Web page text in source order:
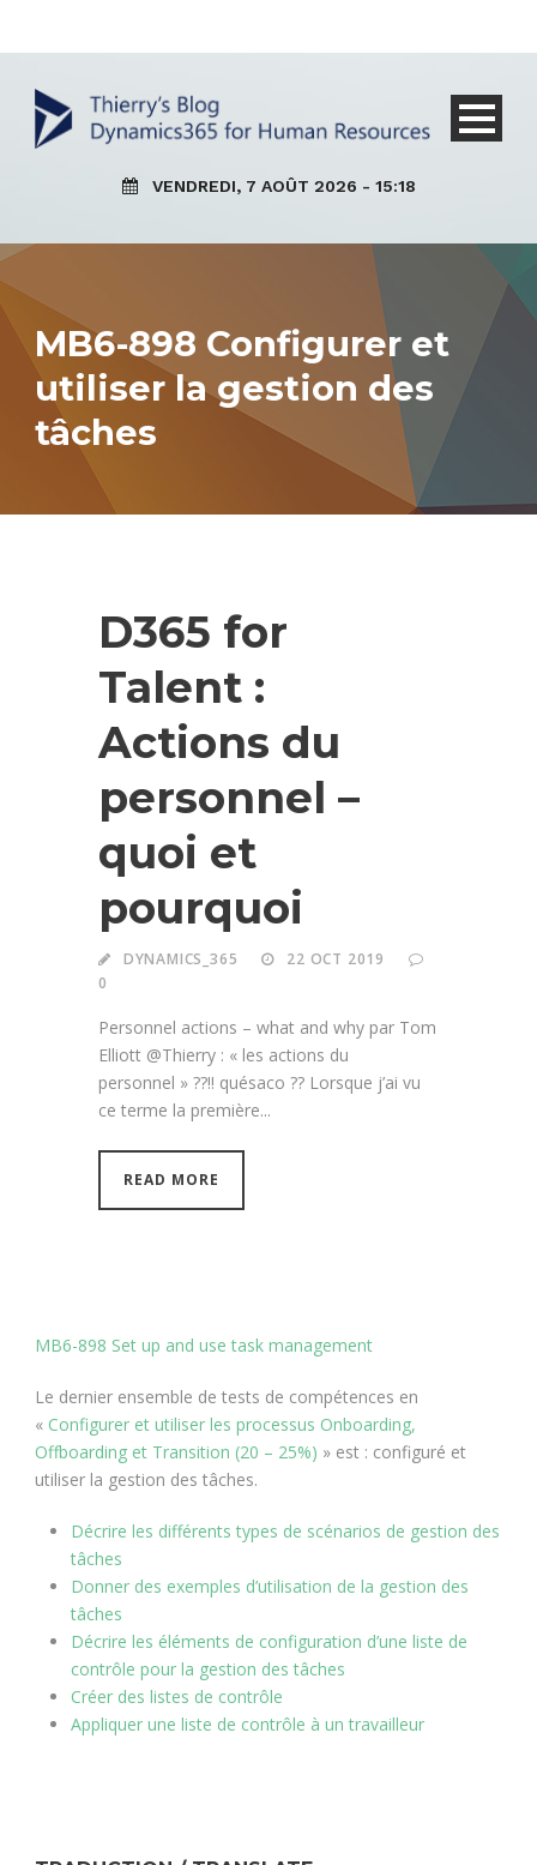
VENDREDI, 7 AOÛT 2026 - 15:18
MB6-898 Configurer et
utiliser la gestion des
tâches
D365 for
Talent :
Actions du
personnel –
quoi et
pourquoi
DYNAMICS_365
22 OCT 2019
0
Personnel actions – what and why par Tom
Elliott @Thierry : « les actions du
personnel » ??!! quésaco ?? Lorsque j’ai vu
ce terme la première...
READ MORE
MB6-898 Set up and use task management
Le dernier ensemble de tests de compétences en
« Configurer et utiliser les processus Onboarding,
Offboarding et Transition (20 – 25%) » est : configuré et
utiliser la gestion des tâches.
Décrire les différents types de scénarios de gestion des
tâches
Donner des exemples d’utilisation de la gestion des
tâches
Décrire les éléments de configuration d’une liste de
contrôle pour la gestion des tâches
Créer des listes de contrôle
Appliquer une liste de contrôle à un travailleur